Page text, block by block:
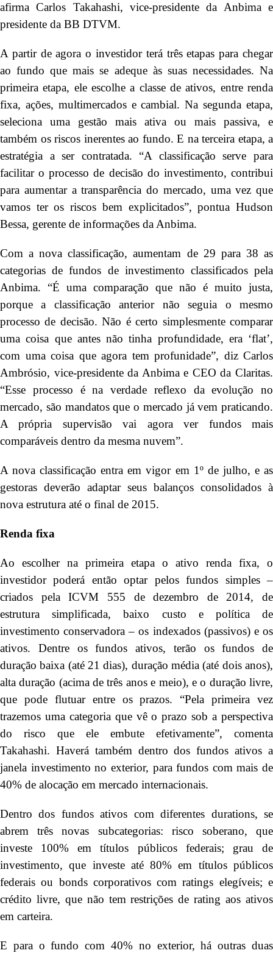
afirma Carlos Takahashi, vice-presidente da Anbima e
presidente da BB DTVM.
A partir de agora o investidor terá três etapas para chegar
ao fundo que mais se adeque às suas necessidades. Na
primeira etapa, ele escolhe a classe de ativos, entre renda
fixa, ações, multimercados e cambial. Na segunda etapa,
seleciona uma gestão mais ativa ou mais passiva, e
também os riscos inerentes ao fundo. E na terceira etapa, a
estratégia a ser contratada. “A classificação serve para
facilitar o processo de decisão do investimento, contribui
para aumentar a transparência do mercado, uma vez que
vamos ter os riscos bem explicitados”, pontua Hudson
Bessa, gerente de informações da Anbima.
Com a nova classificação, aumentam de 29 para 38 as
categorias de fundos de investimento classificados pela
Anbima. “É uma comparação que não é muito justa,
porque a classificação anterior não seguia o mesmo
processo de decisão. Não é certo simplesmente comparar
uma coisa que antes não tinha profundidade, era ‘flat’,
com uma coisa que agora tem profunidade”, diz Carlos
Ambrósio, vice-presidente da Anbima e CEO da Claritas.
“Esse processo é na verdade reflexo da evolução no
mercado, são mandatos que o mercado já vem praticando.
A própria supervisão vai agora ver fundos mais
comparáveis dentro da mesma nuvem”.
A nova classificação entra em vigor em 1º de julho, e as
gestoras deverão adaptar seus balanços consolidados à
nova estrutura até o final de 2015.
Renda fixa
Ao escolher na primeira etapa o ativo renda fixa, o
investidor poderá então optar pelos fundos simples –
criados pela ICVM 555 de dezembro de 2014, de
estrutura simplificada, baixo custo e política de
investimento conservadora – os indexados (passivos) e os
ativos. Dentre os fundos ativos, terão os fundos de
duração baixa (até 21 dias), duração média (até dois anos),
alta duração (acima de três anos e meio), e o duração livre,
que pode flutuar entre os prazos. “Pela primeira vez
trazemos uma categoria que vê o prazo sob a perspectiva
do risco que ele embute efetivamente”, comenta
Takahashi. Haverá também dentro dos fundos ativos a
janela investimento no exterior, para fundos com mais de
40% de alocação em mercado internacionais.
Dentro dos fundos ativos com diferentes durations, se
abrem três novas subcategorias: risco soberano, que
investe 100% em títulos públicos federais; grau de
investimento, que investe até 80% em títulos públicos
federais ou bonds corporativos com ratings elegíveis; e
crédito livre, que não tem restrições de rating aos ativos
em carteira.
E para o fundo com 40% no exterior, há outras duas